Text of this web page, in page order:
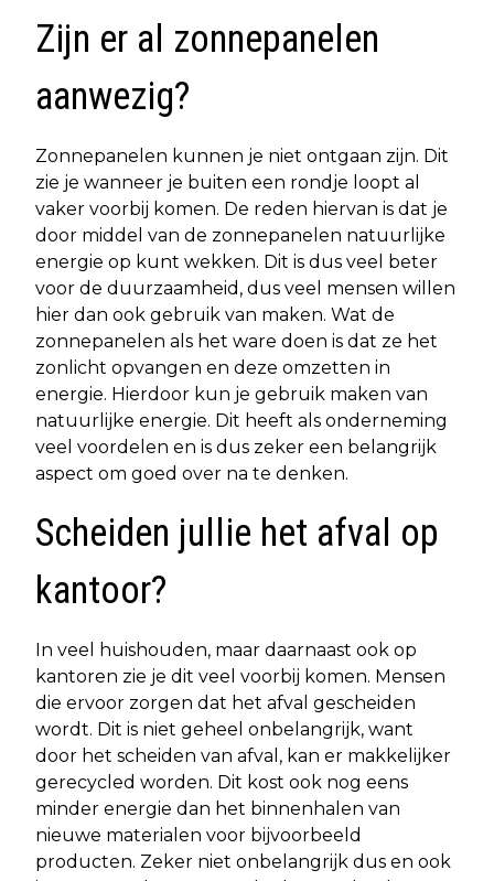
Zijn er al zonnepanelen
aanwezig?
Zonnepanelen kunnen je niet ontgaan zijn. Dit
zie je wanneer je buiten een rondje loopt al
vaker voorbij komen. De reden hiervan is dat je
door middel van de zonnepanelen natuurlijke
energie op kunt wekken. Dit is dus veel beter
voor de duurzaamheid, dus veel mensen willen
hier dan ook gebruik van maken. Wat de
zonnepanelen als het ware doen is dat ze het
zonlicht opvangen en deze omzetten in
energie. Hierdoor kun je gebruik maken van
natuurlijke energie. Dit heeft als onderneming
veel voordelen en is dus zeker een belangrijk
aspect om goed over na te denken.
Scheiden jullie het afval op
kantoor?
In veel huishouden, maar daarnaast ook op
kantoren zie je dit veel voorbij komen. Mensen
die ervoor zorgen dat het afval gescheiden
wordt. Dit is niet geheel onbelangrijk, want
door het scheiden van afval, kan er makkelijker
gerecycled worden. Dit kost ook nog eens
minder energie dan het binnenhalen van
nieuwe materialen voor bijvoorbeeld
producten. Zeker niet onbelangrijk dus en ook